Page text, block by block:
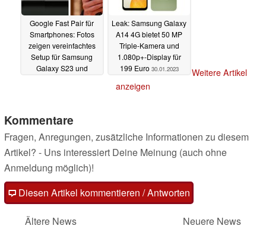
Google Fast Pair für
Smartphones: Fotos
zeigen vereinfachtes
Setup für Samsung
Galaxy S23 und
Leak: Samsung Galaxy
A14 4G bietet 50 MP
Triple-Kamera und
1.080p+-Display für
199 Euro 30.01.2023
Weitere Artikel
anzeigen
Kommentare
Fragen, Anregungen, zusätzliche Informationen zu diesem
Artikel? - Uns interessiert Deine Meinung (auch ohne
Anmeldung möglich)!
Diesen Artikel kommentieren / Antworten
Ältere News
Neuere News